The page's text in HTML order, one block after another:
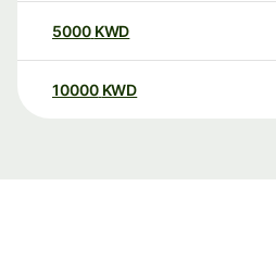
5000 KWD
10000 KWD